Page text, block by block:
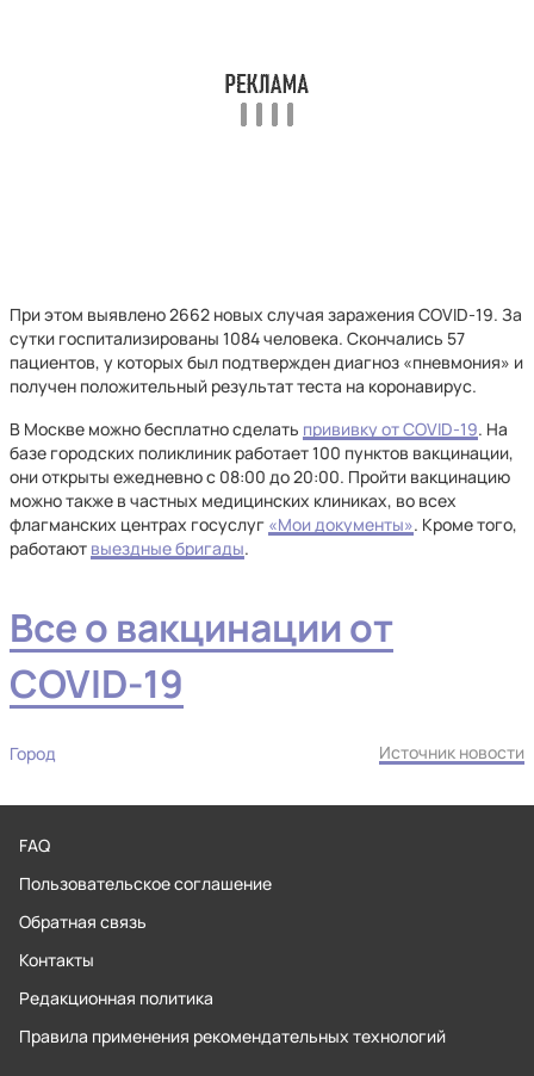
При этом выявлено 2662 новых случая заражения COVID-19. За
сутки госпитализированы 1084 человека. Скончались 57
пациентов, у которых был подтвержден диагноз «пневмония» и
получен положительный результат теста на коронавирус.
В Москве можно бесплатно сделать прививку от COVID-19. На
базе городских поликлиник работает 100 пунктов вакцинации,
они открыты ежедневно с 08:00 до 20:00. Пройти вакцинацию
можно также в частных медицинских клиниках, во всех
флагманских центрах госуслуг «Мои документы». Кроме того,
работают выездные бригады.
Все о вакцинации от
COVID-19
Город Источник новости
FAQ
Пользовательское соглашение
Обратная связь
Контакты
Редакционная политика
Правила применения рекомендательных технологий